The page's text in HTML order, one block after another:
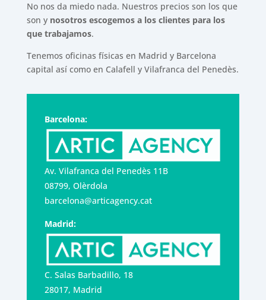
No nos da miedo nada. Nuestros precios son los que
son y nosotros escogemos a los clientes para los
que trabajamos.
Tenemos oficinas físicas en Madrid y Barcelona
capital así como en Calafell y Vilafranca del Penedès.
Barcelona:
Av. Vilafranca del Penedès 11B
08799, Olèrdola
barcelona@articagency.cat
Madrid:
C. Salas Barbadillo, 18
28017, Madrid